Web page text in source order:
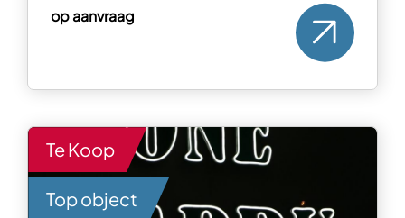
op aanvraag
Te Koop
Top object